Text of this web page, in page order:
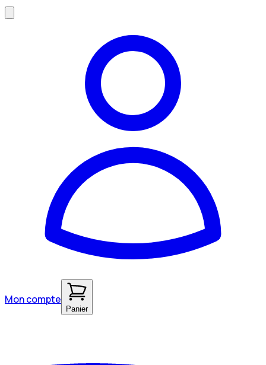
Mon compte
Panier